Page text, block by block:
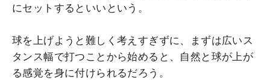
にセットするといいという。
球を上げようと難しく考えすぎずに、まずは広いス
タンス幅で打つことから始めると、自然と球が上が
る感覚を身に付けられるだろう。